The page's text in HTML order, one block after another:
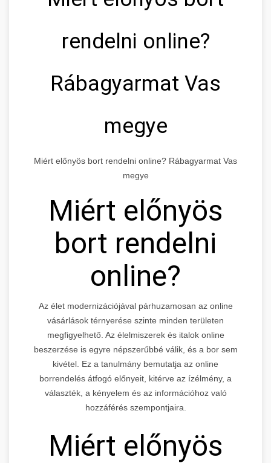
rendelni online?
Rábagyarmat Vas
megye
Miért előnyös bort rendelni online? Rábagyarmat Vas
megye
Miért előnyös
bort rendelni
online?
Az élet modernizációjával párhuzamosan az online
vásárlások térnyerése szinte minden területen
megfigyelhető. Az élelmiszerek és italok online
beszerzése is egyre népszerűbbé válik, és a bor sem
kivétel. Ez a tanulmány bemutatja az online
borrendelés átfogó előnyeit, kitérve az ízélmény, a
választék, a kényelem és az információhoz való
hozzáférés szempontjaira.
Miért előnyös